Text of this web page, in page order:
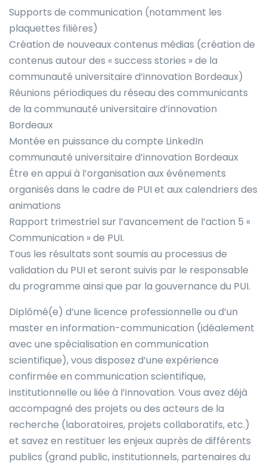
Supports de communication (notamment les
plaquettes filières)
Création de nouveaux contenus médias (création de
contenus autour des « success stories » de la
communauté universitaire d’innovation Bordeaux)
Réunions périodiques du réseau des communicants
de la communauté universitaire d’innovation
Bordeaux
Montée en puissance du compte LinkedIn
communauté universitaire d’innovation Bordeaux
Être en appui à l’organisation aux événements
organisés dans le cadre de PUI et aux calendriers des
animations
Rapport trimestriel sur l’avancement de l’action 5 «
Communication » de PUI.
Tous les résultats sont soumis au processus de
validation du PUI et seront suivis par le responsable
du programme ainsi que par la gouvernance du PUI.
Diplômé(e) d’une licence professionnelle ou d’un
master en information-communication (idéalement
avec une spécialisation en communication
scientifique), vous disposez d’une expérience
confirmée en communication scientifique,
institutionnelle ou liée à l’innovation. Vous avez déjà
accompagné des projets ou des acteurs de la
recherche (laboratoires, projets collaboratifs, etc.)
et savez en restituer les enjeux auprès de différents
publics (grand public, institutionnels, partenaires du